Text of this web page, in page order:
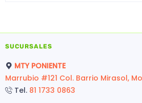
SUCURSALES
MTY PONIENTE
Marrubio #121 Col. Barrio Mirasol,
Tel. 81 1733 0863